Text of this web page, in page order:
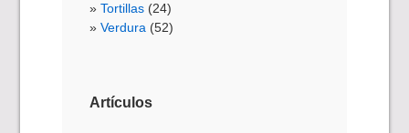
Tortillas (24)
Verdura (52)
Artículos